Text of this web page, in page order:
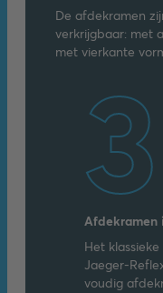
De afdekramen
verkrijgbaar: met
met vierkante
3
Afdekramen
Het
Jaeger-
voudig